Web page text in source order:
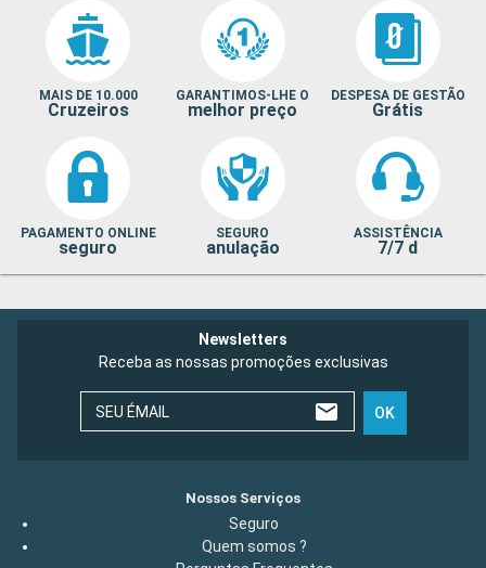
MAIS DE 10.000
Cruzeiros
GARANTIMOS-LHE O
melhor preço
DESPESA DE GESTÃO
Grátis
PAGAMENTO ONLINE
seguro
SEGURO
anulação
ASSISTÊNCIA
7/7 d
Newsletters
Receba as nossas promoções exclusivas
SEU ÉMAIL OK
Nossos Serviços
Seguro
Quem somos ?